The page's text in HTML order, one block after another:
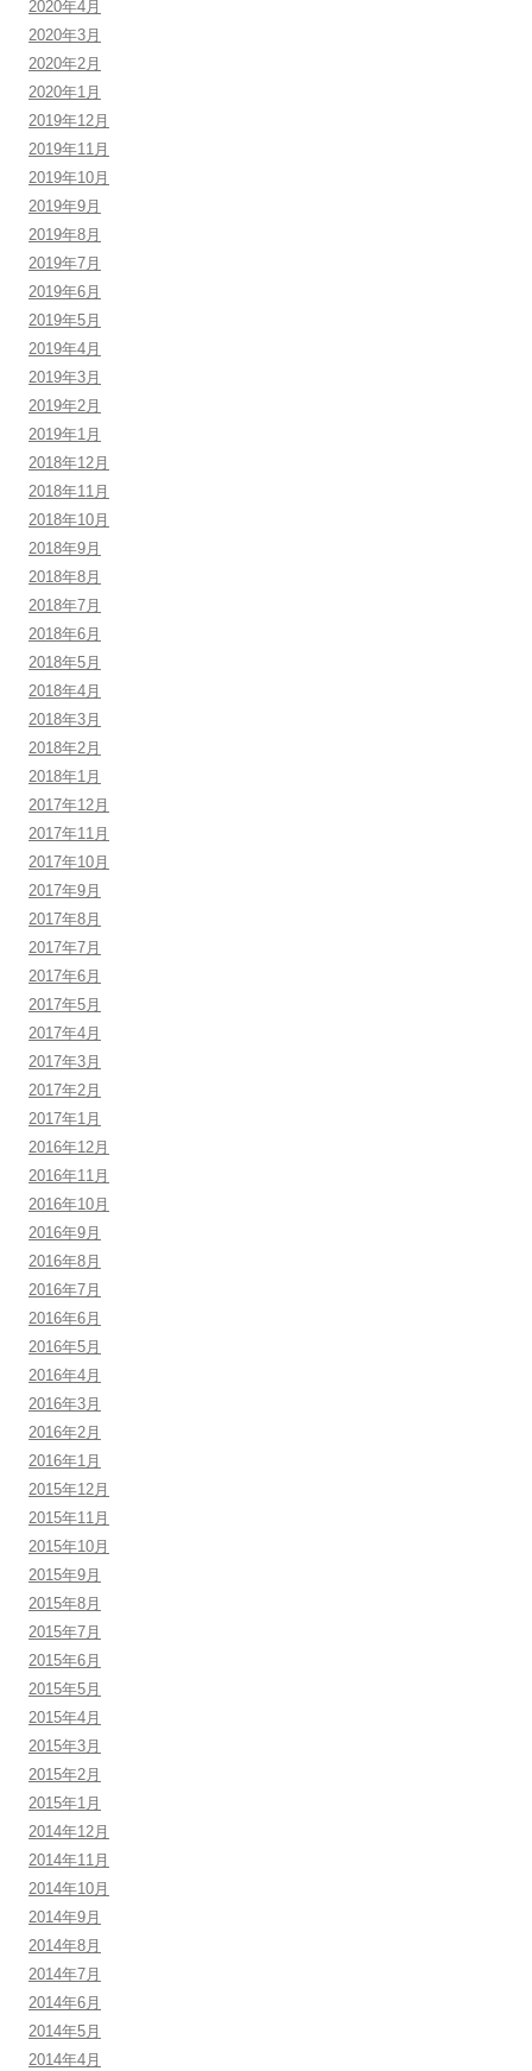
2020年4月
2020年3月
2020年2月
2020年1月
2019年12月
2019年11月
2019年10月
2019年9月
2019年8月
2019年7月
2019年6月
2019年5月
2019年4月
2019年3月
2019年2月
2019年1月
2018年12月
2018年11月
2018年10月
2018年9月
2018年8月
2018年7月
2018年6月
2018年5月
2018年4月
2018年3月
2018年2月
2018年1月
2017年12月
2017年11月
2017年10月
2017年9月
2017年8月
2017年7月
2017年6月
2017年5月
2017年4月
2017年3月
2017年2月
2017年1月
2016年12月
2016年11月
2016年10月
2016年9月
2016年8月
2016年7月
2016年6月
2016年5月
2016年4月
2016年3月
2016年2月
2016年1月
2015年12月
2015年11月
2015年10月
2015年9月
2015年8月
2015年7月
2015年6月
2015年5月
2015年4月
2015年3月
2015年2月
2015年1月
2014年12月
2014年11月
2014年10月
2014年9月
2014年8月
2014年7月
2014年6月
2014年5月
2014年4月